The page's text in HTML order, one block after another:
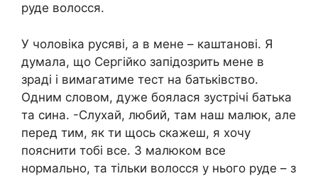
руде волосся.
У чоловіка русяві, а в мене – каштанові. Я
думала, що Сергійко запідозрить мене в
зраді і вимагатиме тест на батьківство.
Одним словом, дуже боялася зустрічі батька
та сина. -Слухай, любий, там наш малюк, але
перед тим, як ти щось скажеш, я хочу
пояснити тобі все. З малюком все
нормально, та тільки волосся у нього руде – з